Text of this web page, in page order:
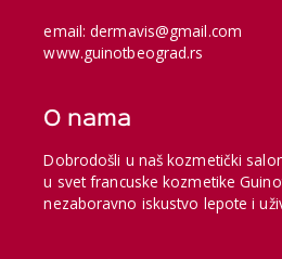
email: dermavis@gmail.com
www.guinotbeograd.rs
O nama
Dobrodošli u naš kozmetički
u svet francuske kozmetike
nezaboravno iskustvo lepote i